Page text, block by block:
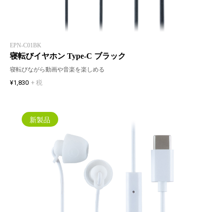
EPN-C01BK
寝転びイヤホン Type-C ブラック
寝転びながら動画や音楽を楽しめる
¥1,830 + 税
新製品